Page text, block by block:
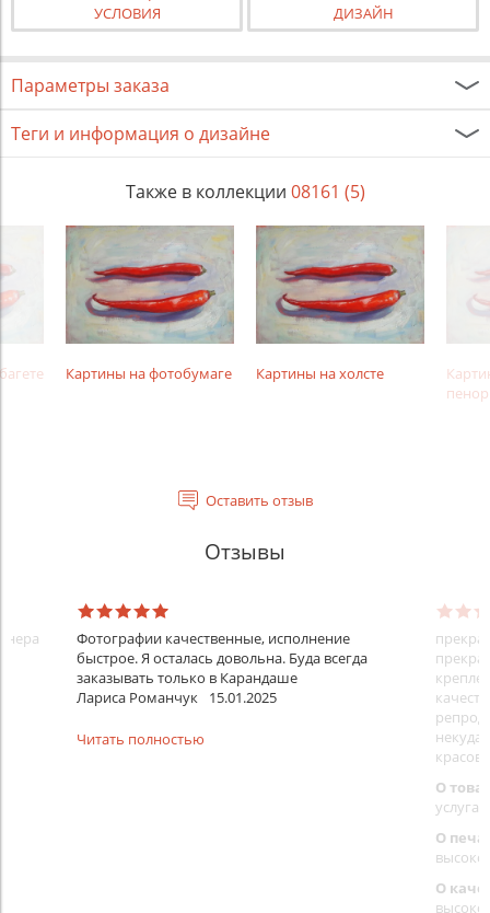
УСЛОВИЯ
ДИЗАЙН
Параметры заказа
Теги и информация о дизайне
Также в коллекции 08161 (5)
Картины на фотобумаге Картины на холсте
Оставить отзыв
Отзывы
Фотографии качественные, исполнение
быстрое. Я осталась довольна. Буда всегда
заказывать только в Карандаше
Лариса Романчук
15.01.2025
Читать полностью
О
услуга
О
О